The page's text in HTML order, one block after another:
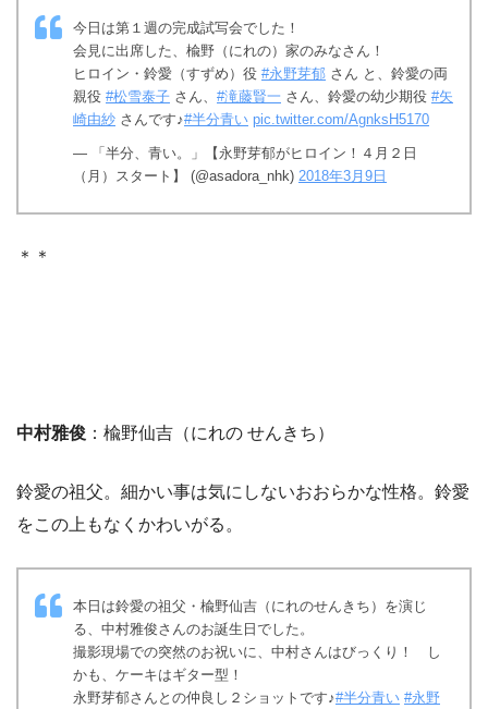
今日は第１週の完成試写会でした！
会見に出席した、楡野（にれの）家のみなさん！
ヒロイン・鈴愛（すずめ）役 #永野芽郁 さん と、鈴愛の両
親役 #松雪泰子 さん、 #滝藤賢一 さん、鈴愛の幼少期役 #矢
崎由紗 さんです♪#半分青い pic.twitter.com/AgnksH5170
— 「半分、青い。」【永野芽郁がヒロイン！４月２日
（月）スタート】 (@asadora_nhk) 2018年3月9日
＊＊
中村雅俊 ：楡野仙吉（にれの せんきち）
鈴愛の祖父。細かい事は気にしないおおらかな性格。鈴愛
をこの上もなくかわいがる。
本日は鈴愛の祖父・楡野仙吉（にれのせんきち）を演じ
る、中村雅俊さんのお誕生日でした。
撮影現場での突然のお祝いに、中村さんはびっくり！ し
かも、ケーキはギター型！
永野芽郁さんとの仲良し２ショットです♪#半分青い #永野